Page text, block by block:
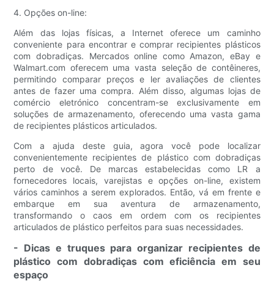
4. Opções on-line:
Além das lojas físicas, a Internet oferece um caminho
conveniente para encontrar e comprar recipientes plásticos
com dobradiças. Mercados online como Amazon, eBay e
Walmart.com oferecem uma vasta seleção de contêineres,
permitindo comparar preços e ler avaliações de clientes
antes de fazer uma compra. Além disso, algumas lojas de
comércio eletrónico concentram-se exclusivamente em
soluções de armazenamento, oferecendo uma vasta gama
de recipientes plásticos articulados.
Com a ajuda deste guia, agora você pode localizar
convenientemente recipientes de plástico com dobradiças
perto de você. De marcas estabelecidas como LR a
fornecedores locais, varejistas e opções on-line, existem
vários caminhos a serem explorados. Então, vá em frente e
embarque em sua aventura de armazenamento,
transformando o caos em ordem com os recipientes
articulados de plástico perfeitos para suas necessidades.
- Dicas e truques para organizar recipientes de
plástico com dobradiças com eficiência em seu
espaço